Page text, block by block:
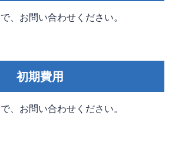
、お問い合わせください。
初期費用
、お問い合わせください。